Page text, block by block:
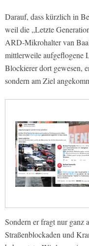
Darauf, dass kürzlich in
weil die „Letzte
ARD-Mikrohalter van
mittlerweile aufgeflogene
Blockierer dort gewesen,
sondern am Ziel
Sondern er fragt nur ganz
Straßenblockaden und